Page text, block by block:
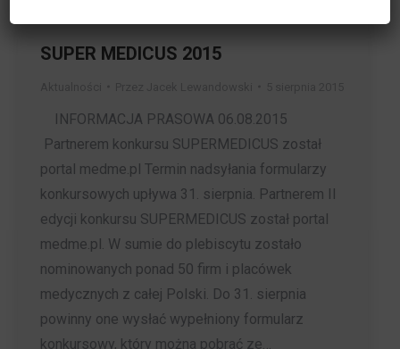
SUPER MEDICUS 2015
INFORMACJA PRASOWA 06.08.2015
Partnerem konkursu SUPERMEDICUS został
portal medme.pl Termin nadsyłania formularzy
konkursowych upływa 31. sierpnia. Partnerem II
edycji konkursu SUPERMEDICUS został portal
medme.pl. W sumie do plebiscytu zostało
nominowanych ponad 50 firm i placówek
medycznych z całej Polski. Do 31. sierpnia
powinny one wysłać wypełniony formularz
konkursowy, który można pobrać ze…